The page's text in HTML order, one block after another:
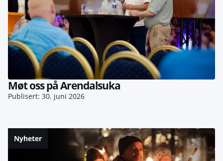
Møt oss på Arendalsuka
Publisert: 30. juni 2026
Nyheter